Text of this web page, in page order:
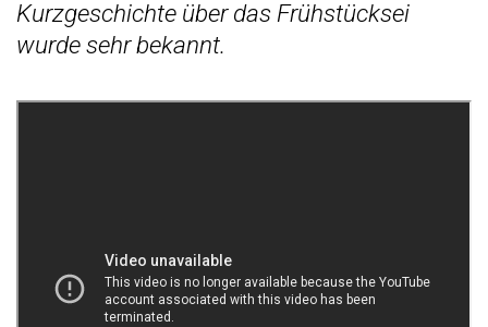
Kurzgeschichte über das Frühstücksei
wurde sehr bekannt.